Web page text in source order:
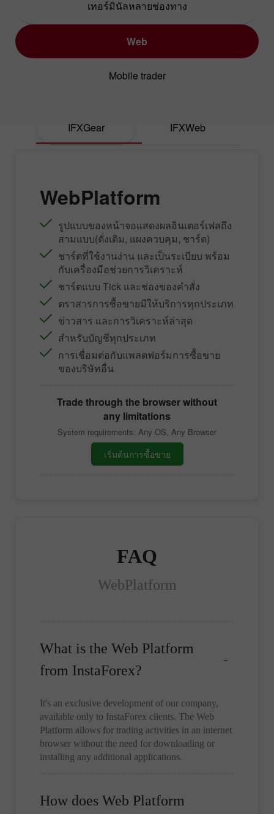
เทอร์มินัลหลายช่องทาง
Web
Mobile trader
IFXGear IFXWeb
WebPlatform
รูปแบบของหน้าจอแสดงผลอินเตอร์เฟสถึง
สามแบบ(ดั่งเดิม, แผงควบคุม, ชาร์ต)
ชาร์ตที่ใช้งานง่าน และเป็นระเบียบ พร้อม
กับเครื่องมือช่วยการวิเคราะห์
ชาร์ตแบบ Tick และช่องของคำสั่ง
ตราสารการซื้อขายมีให้บริการทุกประเภท
ข่าวสาร และการวิเคราะห์ล่าสุด
สำหรับบัญชีทุกประเภท
การเชื่อมต่อกับแพลตฟอร์มการซื้อขาย
ของบริษัทอื่น
Trade through the browser without
any limitations
System requirements: Any OS, Any Browser
เริ่มต้นการซื้อขาย
FAQ
WebPlatform
What is the Web Platform
from InstaForex?
It's an exclusive development of our company,
available only to InstaForex clients. The Web
Platform allows for trading activities in an internet
browser without the need for downloading or
installing any additional applications.
How does Web Platform